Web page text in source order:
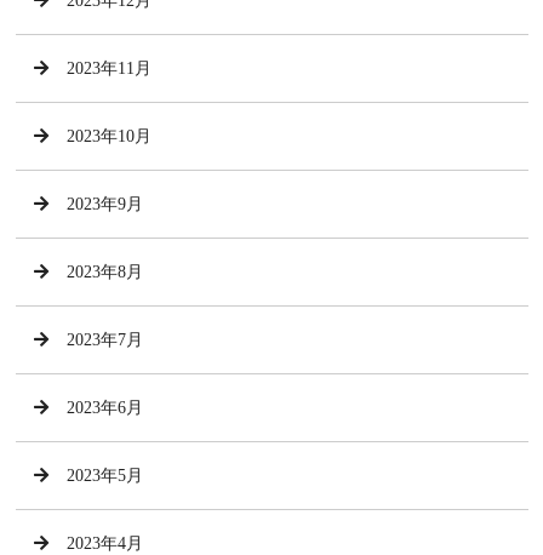
2023年11月
2023年10月
2023年9月
2023年8月
2023年7月
2023年6月
2023年5月
2023年4月